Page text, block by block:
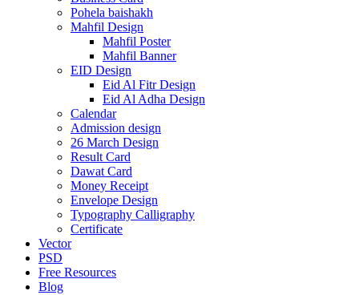
Pohela baishakh
Mahfil Design
Mahfil Poster
Mahfil Banner
EID Design
Eid Al Fitr Design
Eid Al Adha Design
Calendar
Admission design
26 March Design
Result Card
Dawat Card
Money Receipt
Envelope Design
Typography Calligraphy
Certificate
Vector
PSD
Free Resources
Blog